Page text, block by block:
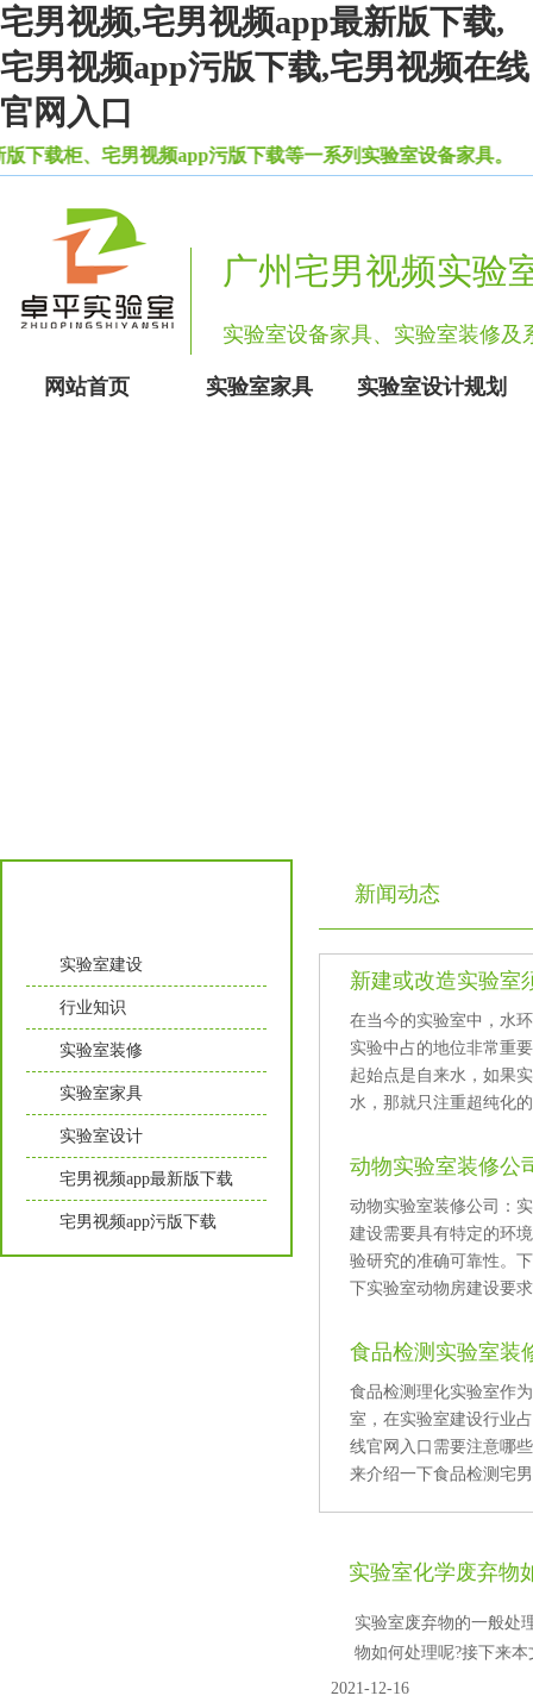
宅男视频,宅男视频app最新版下载,
宅男视频app污版下载,宅男视频在线
官网入口
、宅男视频app污版下载等一系列实验室设备家具。
广州宅男视频实验
实验室设备家具、实验室装修
网站首页 实验室家具 实验室设计规划
实验室建设
行业知识
实验室装修
实验室家具
实验室设计
宅男视频app最新版下载
宅男视频app污版下载
新闻动态
新建或改造实验室须
在当今的实验室中，
实验中占的地位非常重要
起始点是自来水，如
水，那就只注重超纯化
动物实验室装修公
动物实验室装修公司
建设需要具有特定的环境
验研究的准确可靠性
下实验室动物房建设要
食品检测实验室装
食品检测理化实验室作
室，在实验室建设行业
线官网入口需要注意哪些
来介绍一下食品检测宅
实验室化学废弃物
实验室废弃物的一般处理
物如何处理呢?接下来本
2021-12-16